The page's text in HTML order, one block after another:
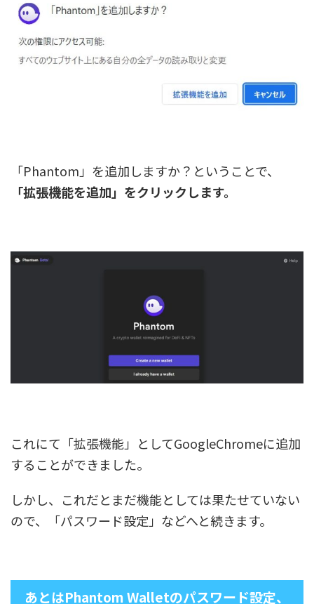
「Phantom」を追加しますか？ということで、
「拡張機能を追加」をクリックします。
これにて「拡張機能」としてGoogleChromeに追加
することができました。
しかし、これだとまだ機能としては果たせていない
ので、「パスワード設定」などへと続きます。
あとはPhantom Walletのパスワード設定、